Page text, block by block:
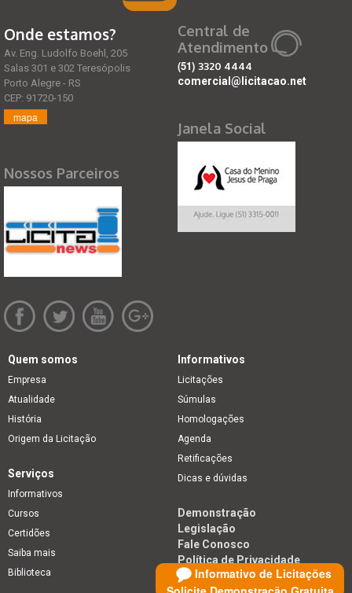
Informativo de Licitações
Onde estamos?
Av. Eng. Ludolfo Boehl, 205
Salas 301 e 302 Teresópolis
Porto Alegre - RS
CEP: 91720-150
mapa
Nossos Parceiros
Central de
Atendimento
(51) 3320 4444
comercial@licitacao.net
Janela Social
Quem somos
Empresa
Atualidade
História
Origem da Licitação
Informativos
Licitações
Súmulas
Homologações
Agenda
Retificações
Dicas e dúvidas
Serviços
Informativos
Cursos
Certidões
Saiba mais
Biblioteca
Demonstração
Legislação
Fale Conosco
Política de Privacidade